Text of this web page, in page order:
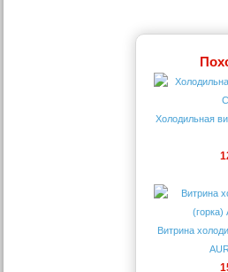
Холодильная
Витрина